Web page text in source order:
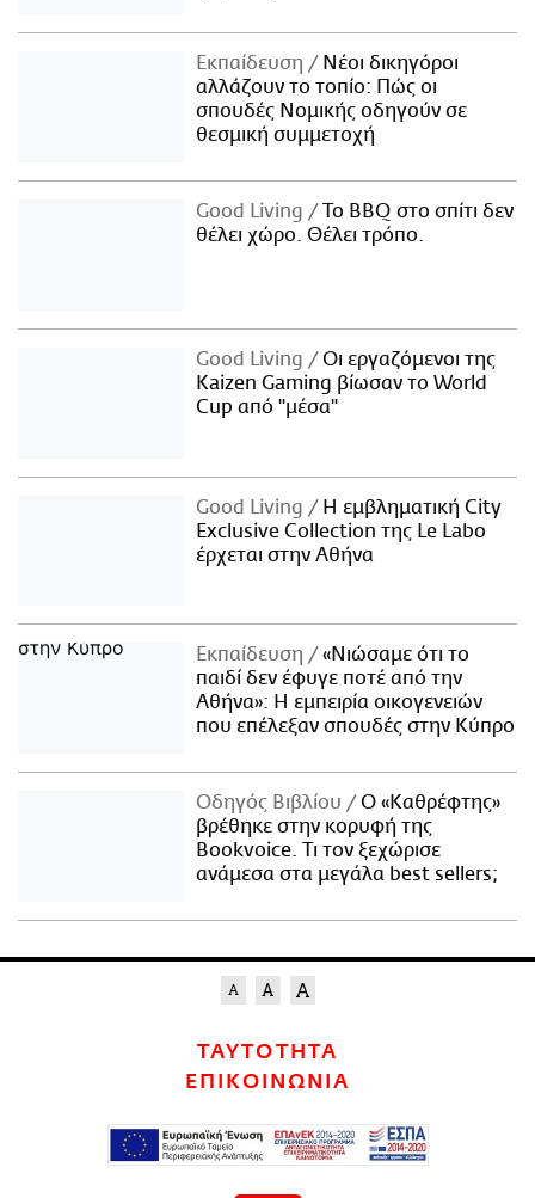
Εκπαίδευση
Νέοι δικηγόροι
αλλάζουν το τοπίο: Πώς οι
σπουδές Νομικής οδηγούν σε
θεσμική συμμετοχή
Good Living
Το BBQ στο σπίτι δεν
θέλει χώρο. Θέλει τρόπο.
Good Living
Οι εργαζόμενοι της
Kaizen Gaming βίωσαν το World
Cup από "μέσα"
Good Living
Η εμβληματική City
Exclusive Collection της Le Labo
έρχεται στην Αθήνα
Εκπαίδευση
«Νιώσαμε ότι το
παιδί δεν έφυγε ποτέ από την
Αθήνα»: Η εμπειρία οικογενειών
που επέλεξαν σπουδές στην Κύπρο
Οδηγός Βιβλίου
Ο «Καθρέφτης»
βρέθηκε στην κορυφή της
Bookvoice. Τι τον ξεχώρισε
ανάμεσα στα μεγάλα best sellers;
ΤΑΥΤΟΤΗΤΑ
ΕΠΙΚΟΙΝΩΝΙΑ